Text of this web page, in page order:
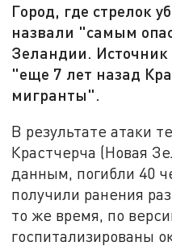
Город, где стрелок
назвали "самым
Зеландии.
"еще 7 лет назад
мигранты".
В результате атаки
Крастчерча (Новая
данным, погибли 40
получили ранения
то же время, по
госпитализированы